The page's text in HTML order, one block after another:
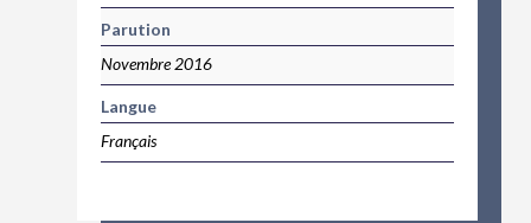
Parution
Novembre 2016
Langue
Français